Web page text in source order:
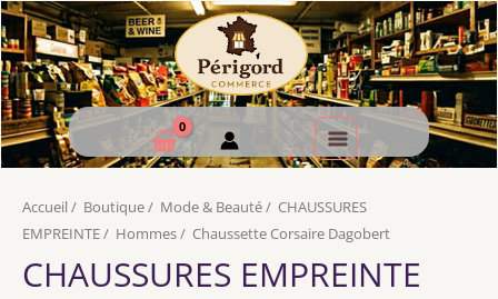
Accueil / Boutique/ Mode & Beauté/ CHAUSSURES
EMPREINTE/ Hommes/ Chaussette Corsaire Dagobert
CHAUSSURES EMPREINTE